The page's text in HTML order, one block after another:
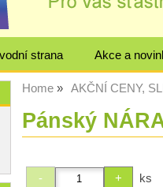
strana Akce a
Home AKČNÍ CENY,
Pánský
ks